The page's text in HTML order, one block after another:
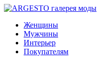
Женщины
Мужчины
Интерьер
Покупателям